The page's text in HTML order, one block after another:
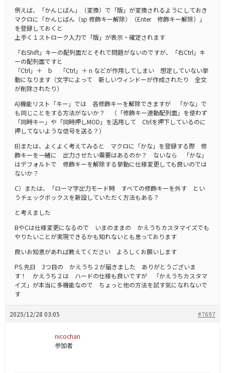
例えば、「かんじばん」（変換）で「版」が変換されるようにしておき
マクロに「かんじばん（sp 修飾キー解除）（Enter 修飾キー解除）」
を登録しておくと
上手く１ストローク入力で「版」が表示・確定されます
「右Shift」キーの配列面だとそれで問題がないのですが、「右Ctrl」キ
ーの配列面ですと
「Ctrl」＋ b 「Ctrl」＋ n などが作用してしまい 想定していない挙
動になります（文字によって 新しいウィンドーが作成されたり 全文
が削除されたり）
A)機能リスト「キー」では 各修飾キーを解除できますが 「かな」で
も同じことをする方法がないか？ （「修飾キー連動配列面」を使わず
「同時キー」や「同時押しMOD」を活用して Ctrlを押下しているのに
押してないような信号を送る？）
B)または、よくよく考えてみると マクロに「かな」を登録する際 修
飾キーを一緒に 出力させたい需要はあるのか？ ないなら 「かな」
はデフォルトで 修飾キーを解除する挙動に仕様変更しても良いのでは
ないか？
C）または、「ローマ字出力モード時 すべての修飾キーを外す とい
うチェックボックスを新設していただく方法もある？
と考えました
BやCは仕様変更になるので いまのままの かえうちカスタマイズでも
やりたいことが実現できるかも知れないとも思っております
良いお知恵があれば教えてください よろしくお願いします
PS.先日 3つ目の かえうち２が届きました ありがとうございま
す！ かえうち２は ハードの仕様も良いですが 「かえうちカスタマ
イズ」が本当に多機能なので ちょっと他の方法を試す気になれないで
す
2025/12/28 03:05 #7697
nicochan
参加者